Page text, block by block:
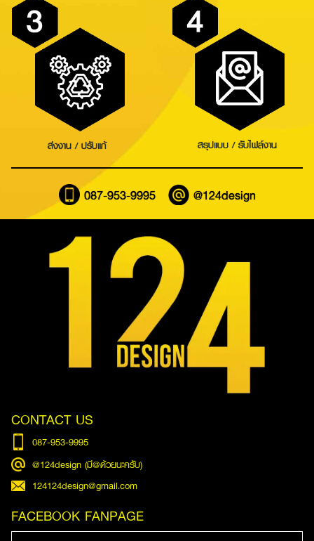
Search
ส่งงาน / ปรับแก้ สรุปแบบ / รับไฟล์งาน
087-953-9995 @124design
CONTACT US
087-953-9995
@124design (มี@ด้วยนะครับ)
124124design@gmail.com
FACEBOOK FANPAGE